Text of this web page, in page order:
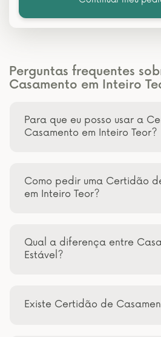
Perguntas frequentes
Casamento em Inteiro
Para que eu posso usar a
Casamento em Inteiro Teor?
Como pedir uma Certidão
em Inteiro Teor?
Qual a diferença entre
Estável?
Existe Certidão de